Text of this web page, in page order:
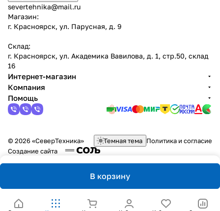
В корзину
severtehnika@mail.ru
Магазин:
г. Красноярск, ул. Парусная, д. 9
Склад:
г. Красноярск, ул. Академика Вавилова, д. 1, стр.50, склад
16
Интернет-магазин
Компания
Помощь
© 2026 «СеверТехника» Темная тема Политика и согласие
Создание сайта